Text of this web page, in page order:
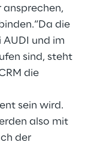
die
AUDI und im
sind, steht
die
sein wird.
also mit
der